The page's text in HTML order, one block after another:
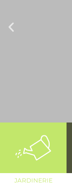
JARDINERIE